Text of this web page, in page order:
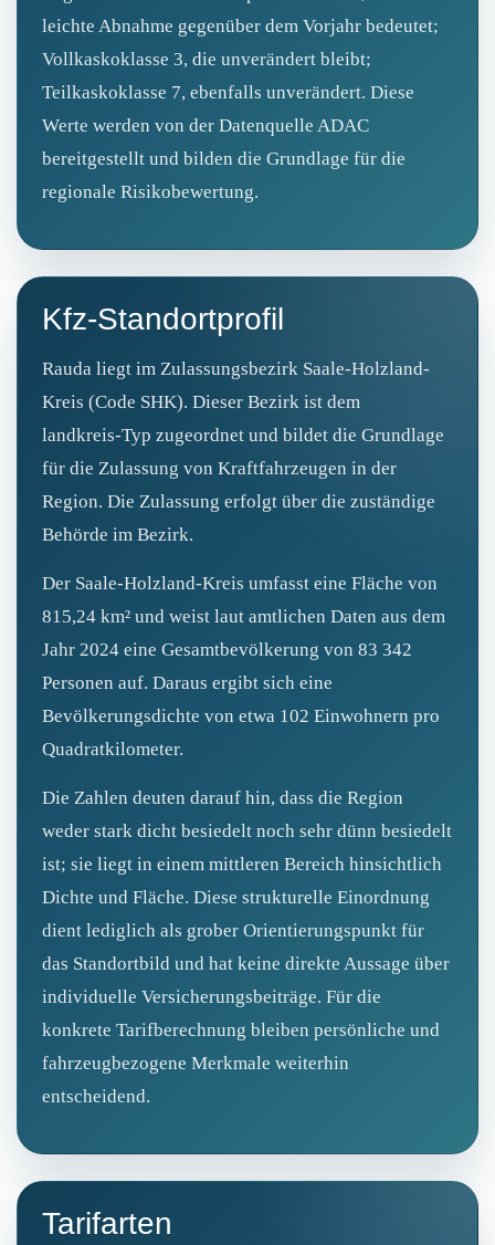
leichte Abnahme gegenüber dem Vorjahr bedeutet;
Vollkaskoklasse 3, die unverändert bleibt;
Teilkaskoklasse 7, ebenfalls unverändert. Diese
Werte werden von der Datenquelle ADAC
bereitgestellt und bilden die Grundlage für die
regionale Risikobewertung.
Kfz-Standortprofil
Rauda liegt im Zulassungsbezirk Saale-Holzland-
Kreis (Code SHK). Dieser Bezirk ist dem
landkreis‑Typ zugeordnet und bildet die Grundlage
für die Zulassung von Kraftfahrzeugen in der
Region. Die Zulassung erfolgt über die zuständige
Behörde im Bezirk.
Der Saale‑Holzland‑Kreis umfasst eine Fläche von
815,24 km² und weist laut amtlichen Daten aus dem
Jahr 2024 eine Gesamtbevölkerung von 83 342
Personen auf. Daraus ergibt sich eine
Bevölkerungsdichte von etwa 102 Einwohnern pro
Quadratkilometer.
Die Zahlen deuten darauf hin, dass die Region
weder stark dicht besiedelt noch sehr dünn besiedelt
ist; sie liegt in einem mittleren Bereich hinsichtlich
Dichte und Fläche. Diese strukturelle Einordnung
dient lediglich als grober Orientierungspunkt für
das Standortbild und hat keine direkte Aussage über
individuelle Versicherungsbeiträge. Für die
konkrete Tarifberechnung bleiben persönliche und
fahrzeugbezogene Merkmale weiterhin
entscheidend.
Tarifarten